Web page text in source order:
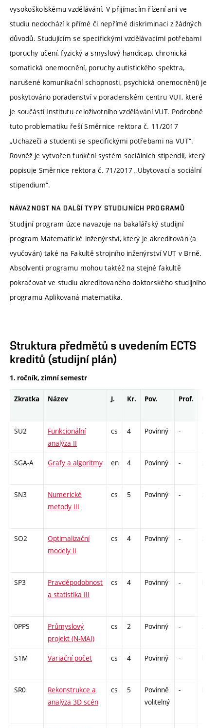
vysokoškolskému vzdělávání. V přijímacím řízení ani ve
studiu nedochází k přímé či nepřímé diskriminaci z žádných
důvodů. Studujícím se specifickými vzdělávacími potřebami
(poruchy učení, fyzický a smyslový handicap, chronická
somatická onemocnění, poruchy autistického spektra,
narušené komunikační schopnosti, psychická onemocnění) je
poskytováno poradenství v poradenském centru VUT, které
je součástí Institutu celoživotního vzdělávání VUT. Podrobně
tuto problematiku řeší Směrnice rektora č. 11/2017
„Uchazeči a studenti se specifickými potřebami na VUT“.
Rovněž je vytvořen funkční systém sociálních stipendií, který
popisuje Směrnice rektora č. 71/2017 „Ubytovací a sociální
stipendium“.
NÁVAZNOST NA DALŠÍ TYPY STUDIJNÍCH PROGRAMŮ
Studijní program úzce navazuje na bakalářský studijní
program Matematické inženýrství, který je akreditován (a
vyučován) také na Fakultě strojního inženýrství VUT v Brně.
Absolventi programu mohou taktéž na stejné fakultě
pokračovat ve studiu akreditovaného doktorského studijního
programu Aplikovaná matematika.
Struktura předmětů s uvedením ECTS
kreditů (studijní plán)
1. ročník, zimní semestr
Zkratka Název J. Kr. Pov. Prof.
SU2
Funkcionální
analýza II
cs 4 Povinný -
SGA-A Grafy a algoritmy en 4 Povinný -
SN3
Numerické
metody III
cs 5 Povinný -
SO2
Optimalizační
modely II
cs 4 Povinný -
SP3
Pravděpodobnost
a statistika III
cs 4 Povinný -
0PPS
Průmyslový
projekt (N-MAI)
cs 2 Povinný -
S1M Variační počet cs 4 Povinný -
SR0
Rekonstrukce a
analýza 3D scén
cs 5
Povinně
volitelný
-